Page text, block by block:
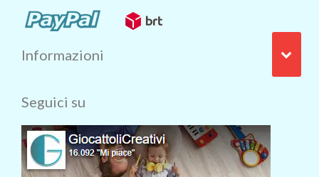
Informazioni
Seguici su